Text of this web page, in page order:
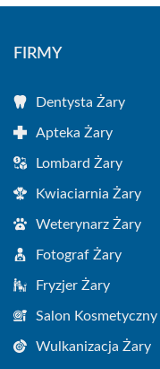
FIRMY
Dentysta Żary
Apteka Żary
Lombard Żary
Kwiaciarnia Żary
Weterynarz Żary
Fotograf Żary
Fryzjer Żary
Salon
Wulkanizacja Żary